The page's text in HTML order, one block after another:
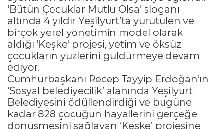
‘Bütün Çocuklar Mutlu Olsa’ sloganı
altında 4 yıldır Yeşilyurt’ta yürütülen ve
birçok yerel yönetimin model olarak
aldığı ‘Keşke’ projesi, yetim ve öksüz
çocukların yüzlerini güldürmeye devam
ediyor.
Cumhurbaşkanı Recep Tayyip Erdoğan’ın
‘Sosyal belediyecilik’ alanında Yeşilyurt
Belediyesini ödüllendirdiği ve bugüne
kadar 828 çocuğun hayallerini gerçeğe
dönüşmesini sağlayan ‘Keşke’ projesine